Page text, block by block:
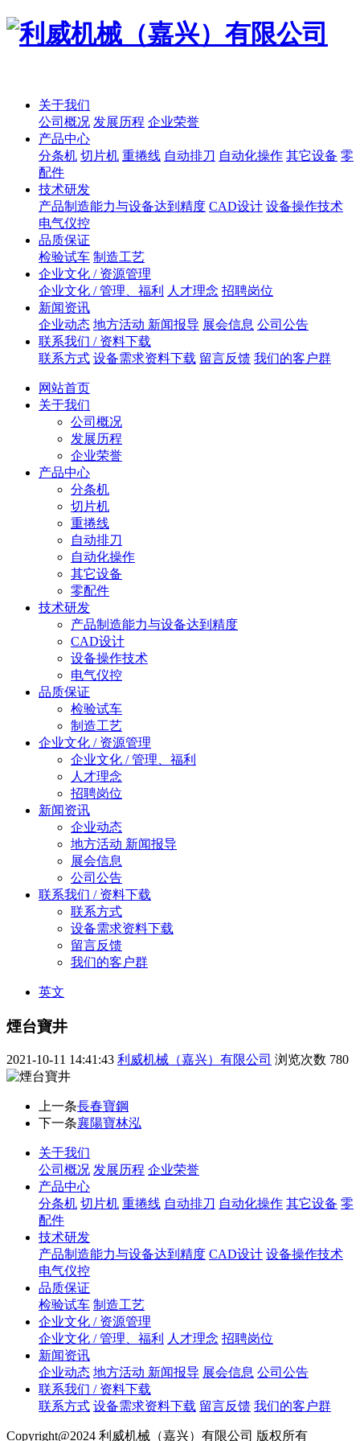
关于我们
公司概况 发展历程 企业荣誉
产品中心
分条机 切片机 重捲线 自动排刀 自动化操作 其它设备 零
配件
技术研发
产品制造能力与设备达到精度 CAD设计 设备操作技术
电气仪控
品质保证
检验试车 制造工艺
企业文化 / 资源管理
企业文化 / 管理、福利
人才理念 招聘岗位
新闻资讯
企业动态 地方活动 新闻报导 展会信息 公司公告
联系我们 / 资料下载
联系方式 设备需求资料下载 留言反馈 我们的客户群
网站首页
关于我们
公司概况
发展历程
企业荣誉
产品中心
分条机
切片机
重捲线
自动排刀
自动化操作
其它设备
零配件
技术研发
产品制造能力与设备达到精度
CAD设计
设备操作技术
电气仪控
品质保证
检验试车
制造工艺
企业文化 / 资源管理
企业文化 / 管理、福利
人才理念
招聘岗位
新闻资讯
企业动态
地方活动 新闻报导
展会信息
公司公告
联系我们 / 资料下载
联系方式
设备需求资料下载
留言反馈
我们的客户群
英文
煙台寶井
2021-10-11 14:41:43 利威机械（嘉兴）有限公司 浏览次数 780
上一条長春寶鋼
下一条襄陽寶林泓
关于我们
公司概况 发展历程 企业荣誉
产品中心
分条机 切片机 重捲线 自动排刀 自动化操作 其它设备 零
配件
技术研发
产品制造能力与设备达到精度 CAD设计 设备操作技术
电气仪控
品质保证
检验试车 制造工艺
企业文化 / 资源管理
企业文化 / 管理、福利
人才理念 招聘岗位
新闻资讯
企业动态 地方活动 新闻报导 展会信息 公司公告
联系我们 / 资料下载
联系方式 设备需求资料下载 留言反馈 我们的客户群
Copyright@2024 利威机械（嘉兴）有限公司 版权所有